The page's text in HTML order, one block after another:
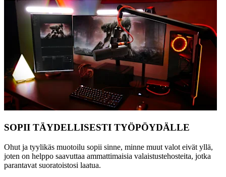
SOPII TÄYDELLISESTI TYÖPÖYDÄLLE
Ohut ja tyylikäs muotoilu sopii sinne, minne muut valot eivät yllä,
joten on helppo saavuttaa ammattimaisia valaistustehosteita, jotka
parantavat suoratoistosi laatua.